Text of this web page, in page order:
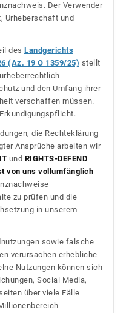
Der Verwender
Urheberschaft und
des Landgerichts
(Az. 19 O 1359/25) stellt
und den Umfang ihrer
verschaffen müssen.
die Rechteklärung
Ansprüche arbeiten wir
und RIGHTS-DEFEND
von uns vollumfänglich
zu prüfen und die
in unserem
sowie falsche
verursachen erhebliche
Nutzungen können sich
Social Media,
über viele Fälle